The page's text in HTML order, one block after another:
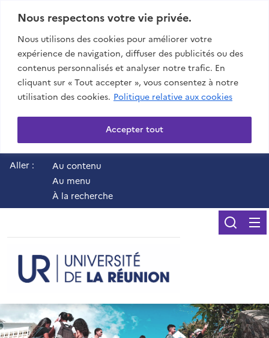
Nous respectons votre vie privée.
Nous utilisons des cookies pour améliorer votre
expérience de navigation, diffuser des publicités ou des
contenus personnalisés et analyser notre trafic. En
cliquant sur « Tout accepter », vous consentez à notre
utilisation des cookies. Politique relative aux cookies
Accepter tout
Aller :
Au contenu
Au menu
À la recherche